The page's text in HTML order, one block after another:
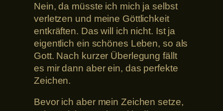
Nein, da müsste ich mich ja selbst
verletzen und meine Göttlichkeit
entkräften. Das will ich nicht. Ist ja
eigentlich ein schönes Leben, so als
Gott. Nach kurzer Überlegung fällt
es mir dann aber ein, das perfekte
Zeichen.
Bevor ich aber mein Zeichen setze,